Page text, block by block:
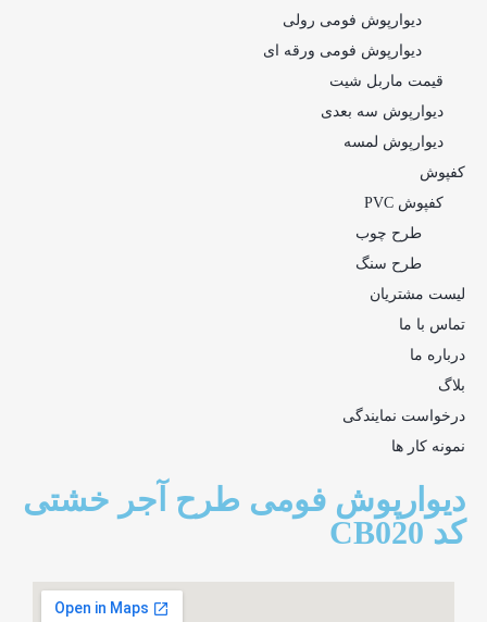
دیوارپوش فومی رولی
دیوارپوش فومی ورقه ای
قیمت ماربل شیت
دیوارپوش سه بعدی
دیوارپوش لمسه
کفپوش
کفپوش PVC
طرح چوب
طرح سنگ
لیست مشتریان
تماس با ما
درباره ما
بلاگ
درخواست نمایندگی
نمونه کار ها
دیوارپوش فومی طرح آجر خشتی
کد CB020